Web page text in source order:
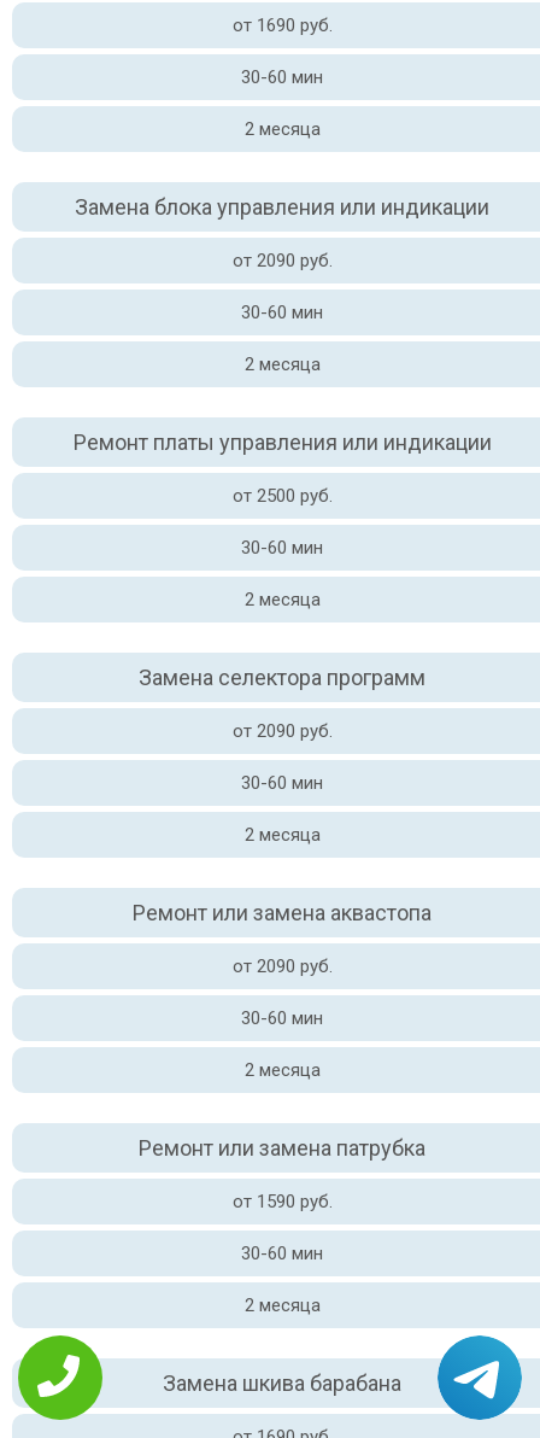
от 1690 руб.
30-60 мин
2 месяца
Замена блока управления или индикации
от 2090 руб.
30-60 мин
2 месяца
Ремонт платы управления или индикации
от 2500 руб.
30-60 мин
2 месяца
Замена селектора программ
от 2090 руб.
30-60 мин
2 месяца
Ремонт или замена аквастопа
от 2090 руб.
30-60 мин
2 месяца
Ремонт или замена патрубка
от 1590 руб.
30-60 мин
2 месяца
Замена шкива барабана